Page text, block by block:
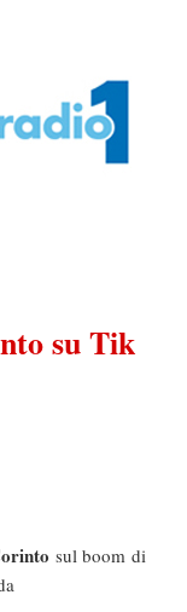
su Tik
sul boom di